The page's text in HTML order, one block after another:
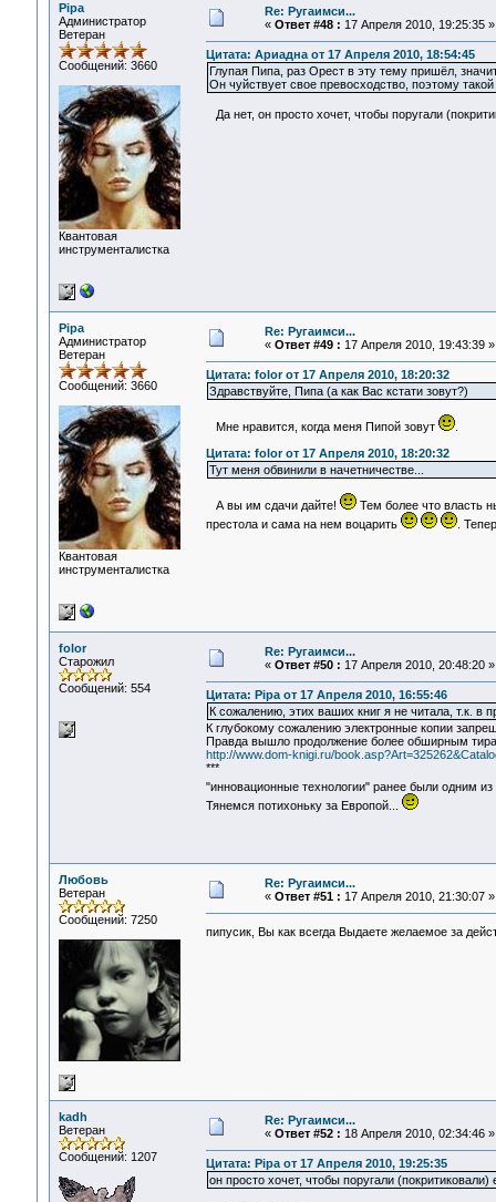
Pipa
Администратор
Ветеран
Сообщений: 3660
Квантовая
инструменталистка
Re: Ругаимси...
« Ответ #48 : 17 Апреля 2010, 19:25:35 »
Цитата: Ариадна от 17 Апреля 2010, 18:54:45
Глупая Пипа, раз Орест в эту тему пришёл,
Он чуйствует свое превосходство, поэтому
Да нет, он просто хочет, чтобы поругали
Pipa
Администратор
Ветеран
Сообщений: 3660
Квантовая
инструменталистка
Re: Ругаимси...
« Ответ #49 : 17 Апреля 2010, 19:43:39 »
Цитата: folor от 17 Апреля 2010, 18:20:32
Здравствуйте, Пипа (а как Вас кстати зовут?)
Мне нравится, когда меня Пипой зовут
.
Цитата: folor от 17 Апреля 2010, 18:20:32
Тут меня обвинили в начетничестве...
А вы им сдачи дайте!
Тем более что власть
престола и сама на нем воцарить
.
folor
Старожил
Сообщений: 554
Re: Ругаимси...
« Ответ #50 : 17 Апреля 2010, 20:48:20 »
Цитата: Pipa от 17 Апреля 2010, 16:55:46
К сожалению, этих ваших книг я не читала, т.к. в
К глубокому сожалению электронные копии
Правда вышло продолжение более обширным
http://www.dom-knigi.ru/
***
"инновационные технологии" ранее были одним
Тянемся потихоньку за Европой...
Любовь
Ветеран
Сообщений: 7250
Re: Ругаимси...
« Ответ #51 : 17 Апреля 2010, 21:30:07 »
пипусик, Вы как всегда Выдаете желаемое за
kadh
Ветеран
Сообщений: 1207
Re: Ругаимси...
« Ответ #52 : 18 Апреля 2010, 02:34:46 »
Цитата: Pipa от 17 Апреля 2010, 19:25:35
он просто хочет, чтобы поругали (покритиковали)